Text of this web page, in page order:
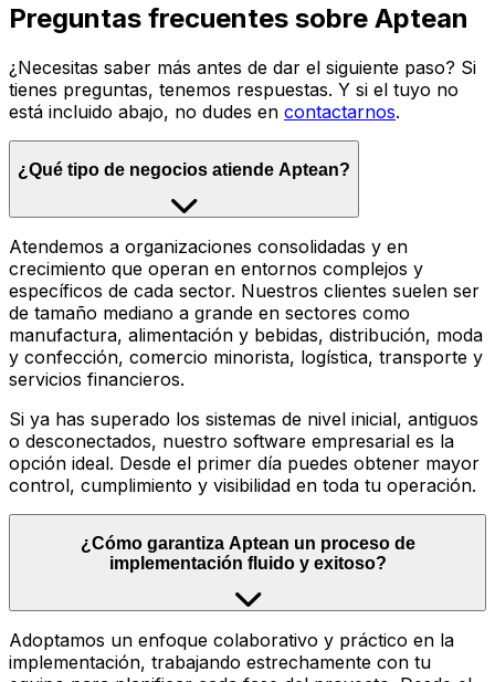
Preguntas frecuentes sobre Aptean
¿Necesitas saber más antes de dar el siguiente paso? Si
tienes preguntas, tenemos respuestas. Y si el tuyo no
está incluido abajo, no dudes en contactarnos.
¿Qué tipo de negocios atiende Aptean?
Atendemos a organizaciones consolidadas y en
crecimiento que operan en entornos complejos y
específicos de cada sector. Nuestros clientes suelen ser
de tamaño mediano a grande en sectores como
manufactura, alimentación y bebidas, distribución, moda
y confección, comercio minorista, logística, transporte y
servicios financieros.
Si ya has superado los sistemas de nivel inicial, antiguos
o desconectados, nuestro software empresarial es la
opción ideal. Desde el primer día puedes obtener mayor
control, cumplimiento y visibilidad en toda tu operación.
¿Cómo garantiza Aptean un proceso de
implementación fluido y exitoso?
Adoptamos un enfoque colaborativo y práctico en la
implementación, trabajando estrechamente con tu